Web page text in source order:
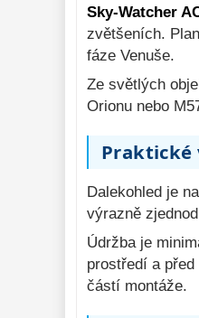
Sky-Watcher
zvětšeních.
fáze Venuše.
Ze světlých
Orionu nebo
Praktické
Dalekohled je
výrazně
Údržba je
prostředí a
částí montáže.